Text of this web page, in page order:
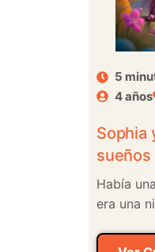
5
4 años
Sophia
sueños
Había
era una